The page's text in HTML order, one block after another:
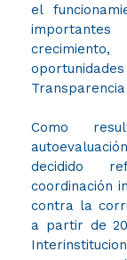
el
Como
decidido
coordinación
contra la
a partir de